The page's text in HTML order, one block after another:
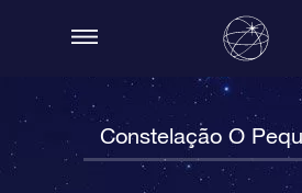
Constelação O